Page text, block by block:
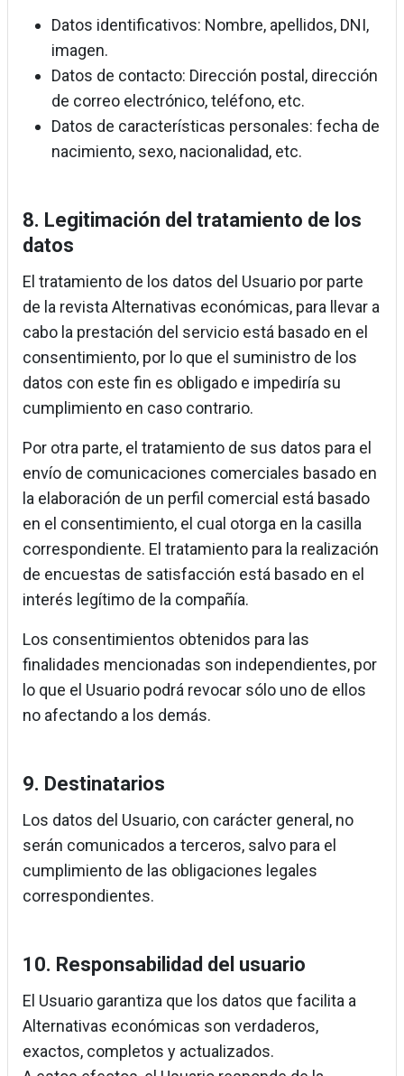
Datos identificativos: Nombre, apellidos, DNI,
imagen.
Datos de contacto: Dirección postal, dirección
de correo electrónico, teléfono, etc.
Datos de características personales: fecha de
nacimiento, sexo, nacionalidad, etc.
8. Legitimación del tratamiento de los
datos
El tratamiento de los datos del Usuario por parte
de la revista Alternativas económicas, para llevar a
cabo la prestación del servicio está basado en el
consentimiento, por lo que el suministro de los
datos con este fin es obligado e impediría su
cumplimiento en caso contrario.
Por otra parte, el tratamiento de sus datos para el
envío de comunicaciones comerciales basado en
la elaboración de un perfil comercial está basado
en el consentimiento, el cual otorga en la casilla
correspondiente. El tratamiento para la realización
de encuestas de satisfacción está basado en el
interés legítimo de la compañía.
Los consentimientos obtenidos para las
finalidades mencionadas son independientes, por
lo que el Usuario podrá revocar sólo uno de ellos
no afectando a los demás.
9. Destinatarios
Los datos del Usuario, con carácter general, no
serán comunicados a terceros, salvo para el
cumplimiento de las obligaciones legales
correspondientes.
10. Responsabilidad del usuario
El Usuario garantiza que los datos que facilita a
Alternativas económicas son verdaderos,
exactos, completos y actualizados.